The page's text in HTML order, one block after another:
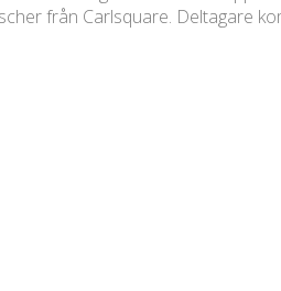
från Carlsquare. Deltagare